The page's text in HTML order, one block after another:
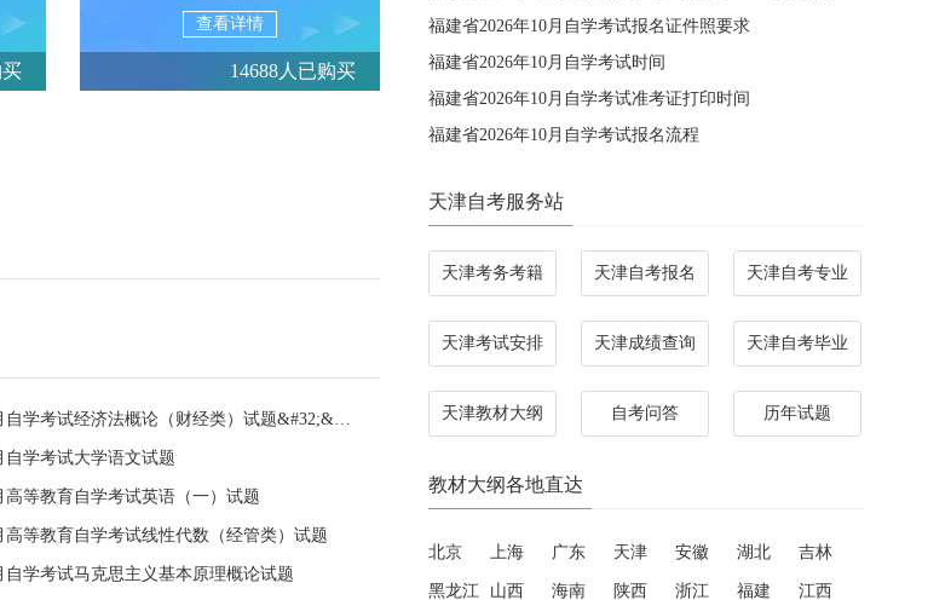
买
查看详情
14688人已购买
全国2024年4月自学考试经济法概论（财经类）试题&#32;&#32;
自学考试大学语文试题
高等教育自学考试英语（一）试题
高等教育自学考试线性代数（经管类）试题
自学考试马克思主义基本原理概论试题
福建省2026年10月自学考试报名证件照要求
福建省2026年10月自学考试时间
福建省2026年10月自学考试准考证打印时间
福建省2026年10月自学考试报名流程
天津自考服务站
天津考务考籍 天津自考报名 天津自考专业
天津考试安排 天津成绩查询 天津自考毕业
天津教材大纲 自考问答 历年试题
教材大纲各地直达
北京 上海 广东 天津 安徽 湖北 吉林
黑龙江 山西 海南 陕西 浙江 福建 江西